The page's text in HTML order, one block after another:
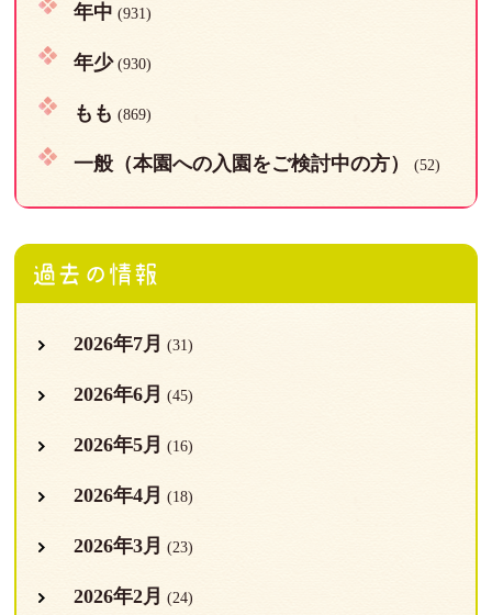
年中 (931)
年少(930)
もも (869)
一般（本園への入園をご検討中の方） (52)
過去の情報
2026年7月 (31)
2026年6月 (45)
2026年5月 (16)
2026年4月 (18)
2026年3月 (23)
2026年2月 (24)